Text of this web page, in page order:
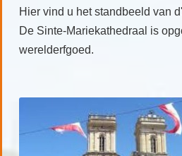
Hier vind u het standbeeld van
De Sinte-Mariekathedraal is
werelderfgoed.